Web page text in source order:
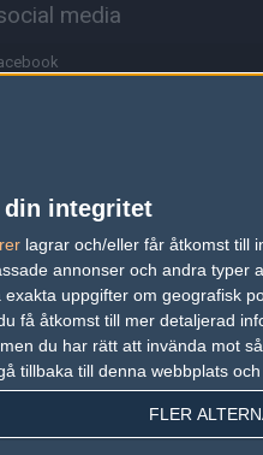
din integritet
lagrar och/eller får åtkomst till
annonser och andra typer
uppgifter om geografisk
få åtkomst till mer detaljerad
du har rätt att invända mot
tillbaka till denna webbplats
FLER
Speeds slår ut
möter Metizport i
matchen
08 COUNTER-STRIKE
slår Johnny
i MaiL09:s
media
Privacy Policy